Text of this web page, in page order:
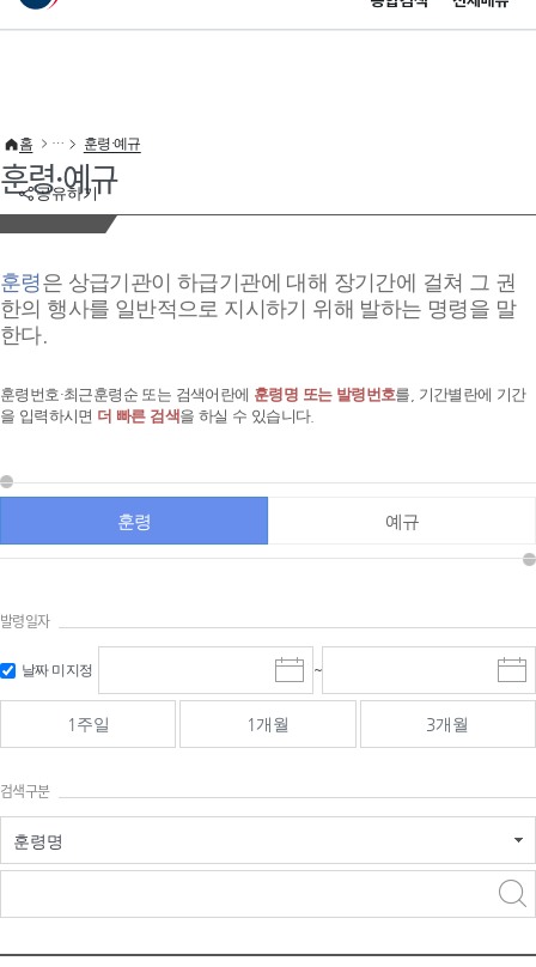
이 누리집은 대한민국 공식 전자정부 누리집입니다.
공유하기
홈 훈령·예규
훈령·예규
훈령은 상급기관이 하급기관에 대해 장기간에 걸쳐 그 권
한의 행사를 일반적으로 지시하기 위해 발하는 명령을 말
한다.
훈령번호·최근훈령순 또는 검색어란에 훈령명 또는 발령번호를, 기간별란에 기간
을 입력하시면 더 빠른 검색 을 하실 수 있습니다.
훈령 예규
발령일자
날짜 미지정
시
작
일
선
~
마
감
선
1주일 1개월 3개월
검색구분
훈령명